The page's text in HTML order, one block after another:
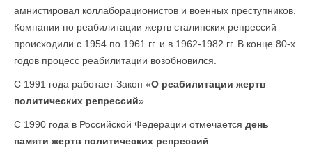
амнистировал коллаборационистов и военных преступников.
Компании по реабилитации жертв сталинских репрессий
происходили с 1954 по 1961 гг. и в 1962-1982 гг. В конце 80-х
годов процесс реабилитации возобновился.
С 1991 года работает Закон «О реабилитации жертв
политических репрессий».
С 1990 года в Российской Федерации отмечается день
памяти жертв политических репрессий